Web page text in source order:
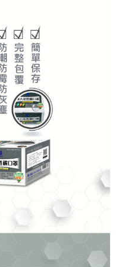
先享後付」服務完成之交
並將交易相關給付款項請求債
：
監護人之同意方可使用
之損失，本公司不負相關責
帳號之用戶狀況，依本公司即
之情形，本公司將視審查結果
冊。若發現惡意使用之情形，
用額度並採取法律行動。
，偏遠地區可參照『首頁→